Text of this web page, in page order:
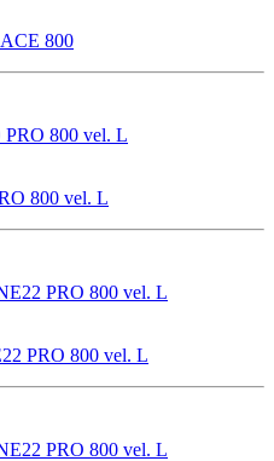
800
800 vel. L
PRO 800 vel. L